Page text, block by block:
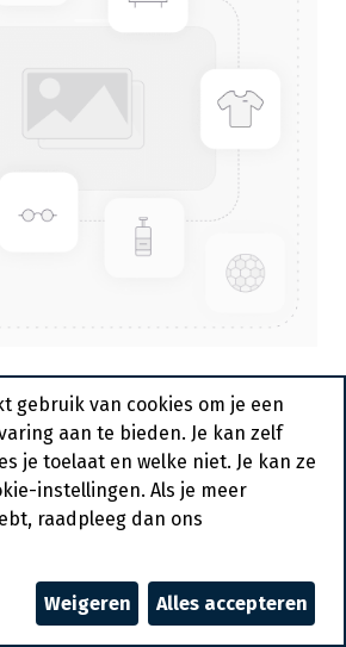
Bruin 32 cm
Doree 250 st
aan
garantie
gebruik van cookies om je een
aan te bieden. Je kan zelf
je toelaat en welke niet. Je kan ze
instellingen. Als je meer
raadpleeg dan ons
Weigeren Alles accepteren